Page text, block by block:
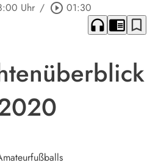
Uhr / play_circle_outline 01:30
headphones chrome_reader_mode bookmark_border